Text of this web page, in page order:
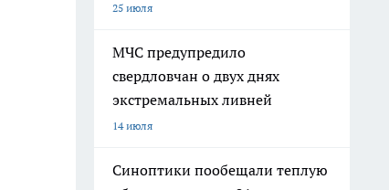
25 июля
МЧС предупредило
свердловчан о двух днях
экстремальных ливней
14 июля
Синоптики пообещали теплую